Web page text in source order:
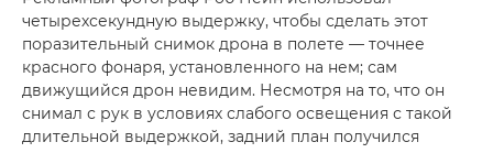
четырехсекундную выдержку, чтобы сделать этот
поразительный снимок дрона в полете — точнее
красного фонаря, установленного на нем; сам
движущийся дрон невидим. Несмотря на то, что он
снимал с рук в условиях слабого освещения с такой
длительной выдержкой, задний план получился